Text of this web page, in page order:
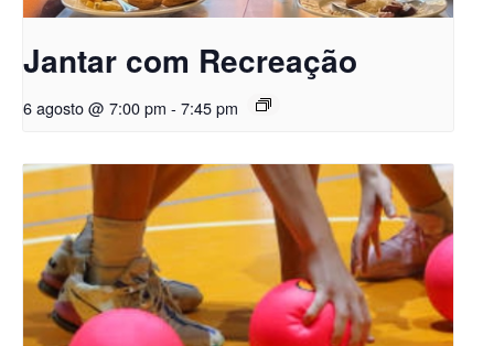
Jantar com Recreação
6 agosto @ 7:00 pm - 7:45 pm